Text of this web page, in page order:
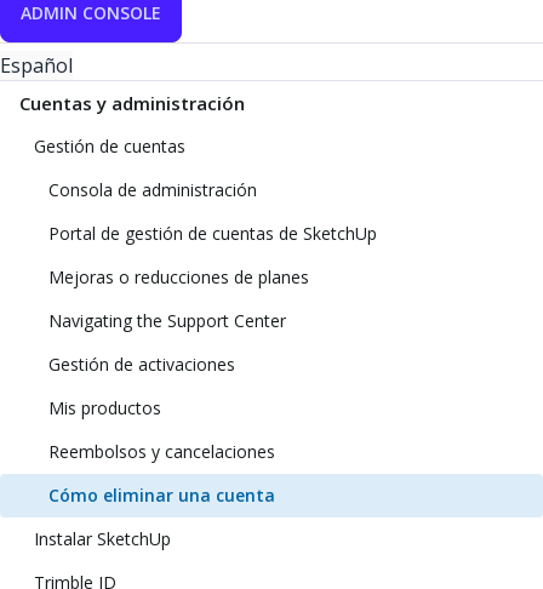
ADMIN CONSOLE
Español
Cuentas y administración
Gestión de cuentas
Consola de administración
Portal de gestión de cuentas de SketchUp
Mejoras o reducciones de planes
Navigating the Support Center
Gestión de activaciones
Mis productos
Reembolsos y cancelaciones
Cómo eliminar una cuenta
Instalar SketchUp
Trimble ID